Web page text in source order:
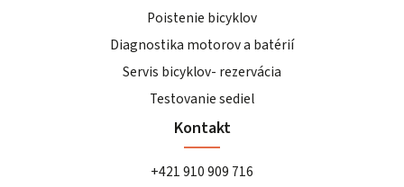
Poistenie bicyklov
Diagnostika motorov a batérií
Servis bicyklov- rezervácia
Testovanie sediel
Kontakt
+421 910 909 716